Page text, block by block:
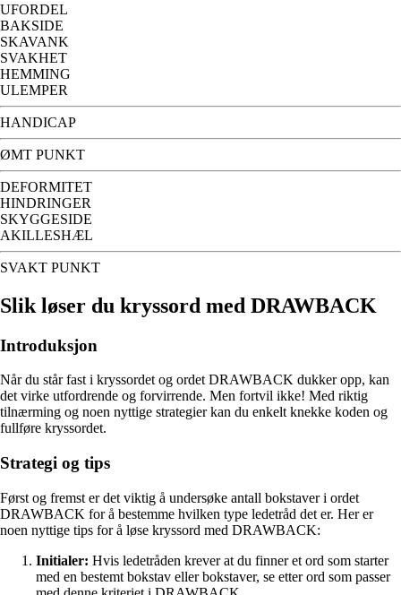
UFORDEL
BAKSIDE
SKAVANK
SVAKHET
HEMMING
ULEMPER
HANDICAP
ØMT PUNKT
DEFORMITET
HINDRINGER
SKYGGESIDE
AKILLESHÆL
SVAKT PUNKT
Slik løser du kryssord med DRAWBACK
Introduksjon
Når du står fast i kryssordet og ordet DRAWBACK dukker opp, kan
det virke utfordrende og forvirrende. Men fortvil ikke! Med riktig
tilnærming og noen nyttige strategier kan du enkelt knekke koden og
fullføre kryssordet.
Strategi og tips
Først og fremst er det viktig å undersøke antall bokstaver i ordet
DRAWBACK for å bestemme hvilken type ledetråd det er. Her er
noen nyttige tips for å løse kryssord med DRAWBACK:
Initialer: Hvis ledetråden krever at du finner et ord som starter
med en bestemt bokstav eller bokstaver, se etter ord som passer